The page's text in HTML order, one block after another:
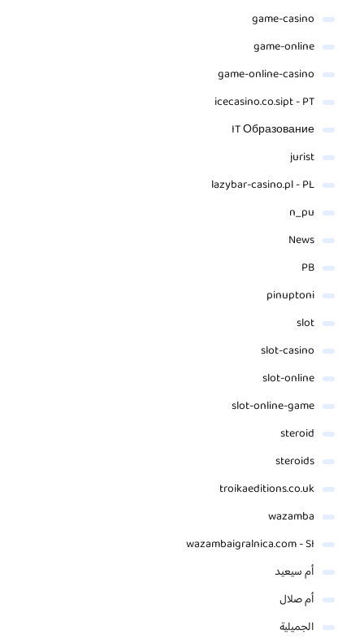
game-casino
game-online
game-online-casino
icecasino.co.sipt - PT
IT Образование
jurist
lazybar-casino.pl - PL
n_pu
News
PB
pinuptoni
slot
slot-casino
slot-online
slot-online-game
steroid
steroids
troikaeditions.co.uk
wazamba
wazambaigralnica.com - SI
أم سيعيد
أم صلال
الجميلية